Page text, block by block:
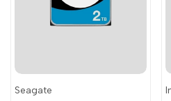
Satıcı:
Seagate